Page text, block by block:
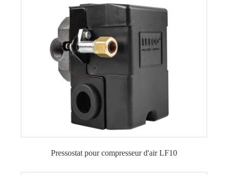
Pressostat pour compresseur d'air LF10